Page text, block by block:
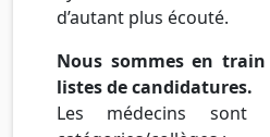
d’autant plus écouté.
Nous sommes en
listes de candidatures.
Les médecins sont